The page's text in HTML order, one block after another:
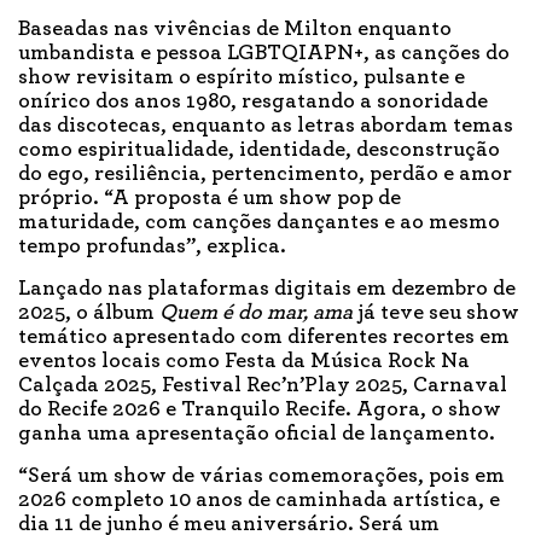
Baseadas nas vivências de Milton enquanto
umbandista e pessoa LGBTQIAPN+, as canções do
show revisitam o espírito místico, pulsante e
onírico dos anos 1980, resgatando a sonoridade
das discotecas, enquanto as letras abordam temas
como espiritualidade, identidade, desconstrução
do ego, resiliência, pertencimento, perdão e amor
próprio. “A proposta é um show pop de
maturidade, com canções dançantes e ao mesmo
tempo profundas”, explica.
Lançado nas plataformas digitais em dezembro de
2025, o álbum Quem é do mar, ama já teve seu show
temático apresentado com diferentes recortes em
eventos locais como Festa da Música Rock Na
Calçada 2025, Festival Rec’n’Play 2025, Carnaval
do Recife 2026 e Tranquilo Recife. Agora, o show
ganha uma apresentação oficial de lançamento.
“Será um show de várias comemorações, pois em
2026 completo 10 anos de caminhada artística, e
dia 11 de junho é meu aniversário. Será um